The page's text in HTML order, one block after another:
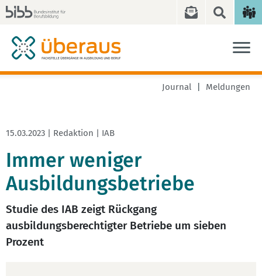
Journal Meldungen
15.03.2023 | Redaktion | IAB
Immer weniger
Ausbildungsbetriebe
Studie des IAB zeigt Rückgang
ausbildungsberechtigter Betriebe um sieben
Prozent